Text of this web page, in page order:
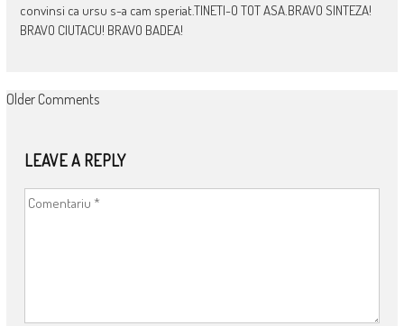
convinsi ca ursu s-a cam speriat.TINETI-O TOT ASA.BRAVO SINTEZA!
BRAVO CIUTACU! BRAVO BADEA!
COMMENT
Older Comments
LEAVE A REPLY